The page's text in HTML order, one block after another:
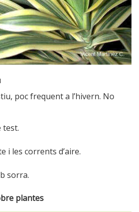
poc frequent a l’hivern. No
test.
i les corrents d’aire.
sorra.
plantes